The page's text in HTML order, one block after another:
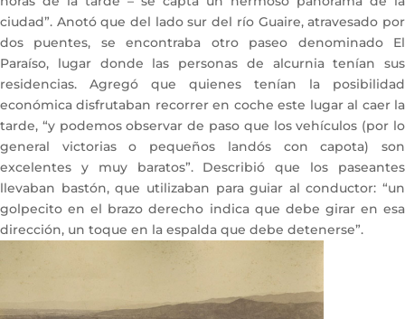
ciudad”. Anotó que del lado sur del río Guaire, atravesado por
dos puentes, se encontraba otro paseo denominado El
Paraíso, lugar donde las personas de alcurnia tenían sus
residencias. Agregó que quienes tenían la posibilidad
económica disfrutaban recorrer en coche este lugar al caer la
tarde, “y podemos observar de paso que los vehículos (por lo
general victorias o pequeños landós con capota) son
excelentes y muy baratos”. Describió que los paseantes
llevaban bastón, que utilizaban para guiar al conductor: “un
golpecito en el brazo derecho indica que debe girar en esa
dirección, un toque en la espalda que debe detenerse”.